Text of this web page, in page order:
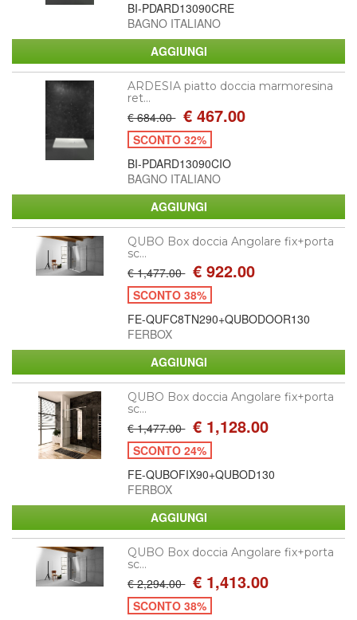
BI-PDARD13090CRE
BAGNO ITALIANO
ARDESIA piatto doccia marmoresina
ret...
€ 684.00 € 467.00
SCONTO 32%
BI-PDARD13090CIO
BAGNO ITALIANO
QUBO Box doccia Angolare fix+porta
sc...
€ 1,477.00 € 922.00
SCONTO 38%
FE-QUFC8TN290+QUBODOOR130
FERBOX
QUBO Box doccia Angolare fix+porta
sc...
€ 1,477.00 € 1,128.00
SCONTO 24%
FE-QUBOFIX90+QUBOD130
FERBOX
QUBO Box doccia Angolare fix+porta
sc...
€ 2,294.00 € 1,413.00
SCONTO 38%